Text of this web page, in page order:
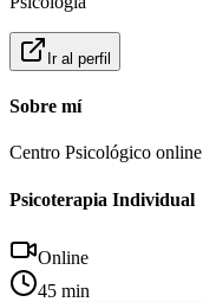
Ir al perfil
Sobre mí
Centro Psicológico online
Psicoterapia Individual
Online
45 min